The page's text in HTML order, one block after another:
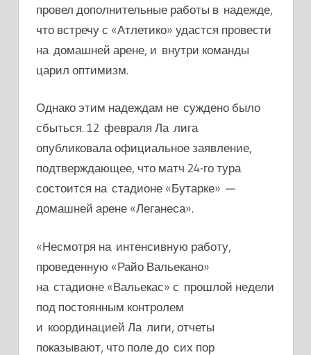
провел дополнительные работы в надежде,
что встречу с «Атлетико» удастся провести
на домашней арене, и внутри команды
царил оптимизм.
Однако этим надеждам не суждено было
сбыться. 12 февраля Ла лига
опубликовала официальное заявление,
подтверждающее, что матч 24-го тура
состоится на стадионе «Бутарке» —
домашней арене «Леганеса».
«Несмотря на интенсивную работу,
проведенную «Райо Вальекано»
на стадионе «Вальекас» с прошлой недели
под постоянным контролем
и координацией Ла лиги, отчеты
показывают, что поле до сих пор